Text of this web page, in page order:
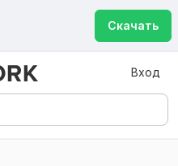
Скачать
Вход